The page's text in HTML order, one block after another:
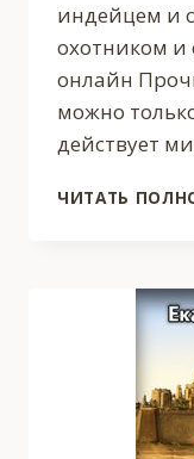
индейцем и
охотником и
онлайн
можно
действует
ЧИТАТЬ